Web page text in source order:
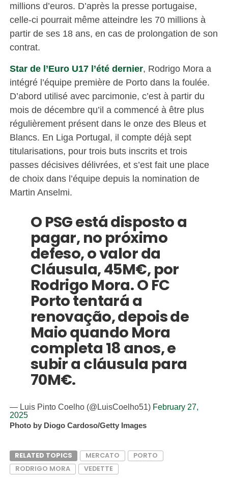
millions d’euros. D’après la presse portugaise,
celle-ci pourrait même atteindre les 70 millions à
partir de ses 18 ans, en cas de prolongation de son
contrat.
Star de l’Euro U17 l’été dernier, Rodrigo Mora a
intégré l’équipe première de Porto dans la foulée.
D’abord utilisé avec parcimonie, c’est à partir du
mois de décembre qu’il a commencé à être plus
régulièrement présent dans le onze des Bleus et
Blancs. En Liga Portugal, il compte déjà sept
titularisations, pour trois buts inscrits et trois
passes décisives délivrées, et s’est fait une place
de choix dans l’équipe depuis la nomination de
Martin Anselmi.
O PSG está disposto a
pagar, no próximo
defeso, o valor da
Cláusula, 45M€, por
Rodrigo Mora. O FC
Porto tentará a
renovação, depois de
Maio quando Mora
completa 18 anos, e
subir a cláusula para
70M€.
— Luis Pinto Coelho (@LuisCoelho51) February 27,
2025
Photo by Diogo Cardoso/Getty Images
RELATED TOPICS MERCATO
PORTO
RODRIGO MORA
VEDETTE